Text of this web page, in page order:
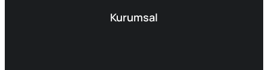
Kurumsal